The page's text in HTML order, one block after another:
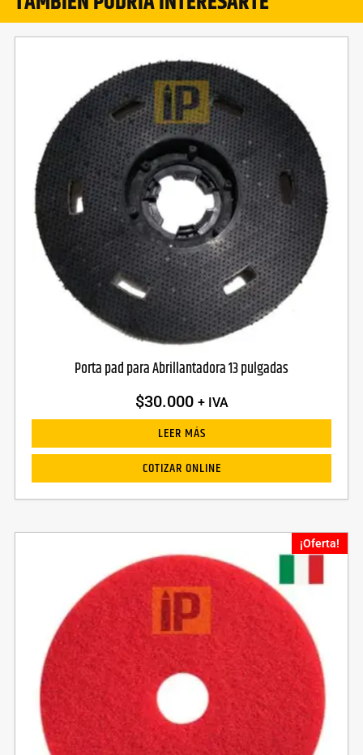
Porta pad para Abrillantadora 13 pulgadas
$30.000 + IVA
LEER MÁS
COTIZAR ONLINE
¡Oferta!